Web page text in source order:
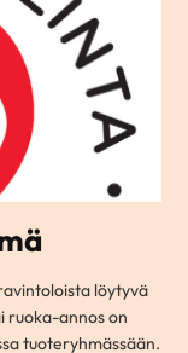
löytyvä
ruoka-annos on
tuoteryhmässään.